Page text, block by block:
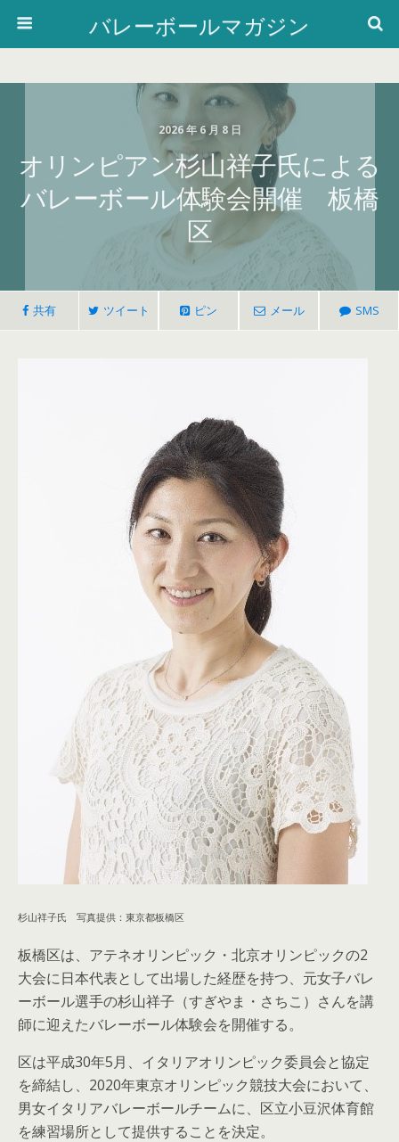
バレーボールマガジン
2026 年 6 月 8 日
オリンピアン杉山祥子氏による
バレーボール体験会開催 板橋
区
共有 ツイート ピン メール SMS
杉山祥子氏 写真提供：東京都板橋区
板橋区は、アテネオリンピック・北京オリンピックの2
大会に日本代表として出場した経歴を持つ、元女子バレ
ーボール選手の杉山祥子（すぎやま・さちこ）さんを講
師に迎えたバレーボール体験会を開催する。
区は平成30年5月、イタリアオリンピック委員会と協定
を締結し、2020年東京オリンピック競技大会において、
男女イタリアバレーボールチームに、区立小豆沢体育館
を練習場所として提供することを決定。